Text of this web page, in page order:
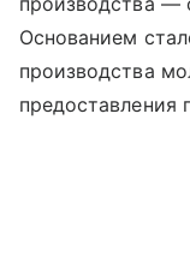
Основанием
производства
предоставления